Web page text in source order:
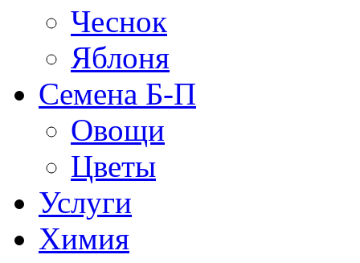
Чеснок
Яблоня
Семена Б-П
Овощи
Цветы
Услуги
Химия